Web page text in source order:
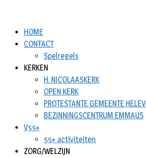
HOME
CONTACT
Spelregels
KERKEN
H. NICOLAASKERK
OPEN KERK
PROTESTANTE GEMEENTE
BEZINNINGSCENTRUM EMMAUS
V55+
55+ activiteiten
ZORG/WELZIJN